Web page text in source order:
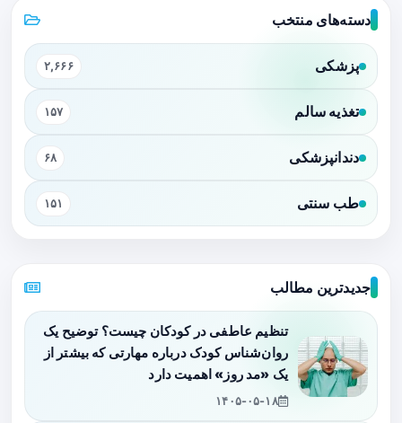
دسته‌های منتخب
پزشکی ۲,۶۶۶
تغذیه سالم ۱۵۷
دندانپزشکی ۶۸
طب سنتی ۱۵۱
جدیدترین مطالب
تنظیم عاطفی در کودکان چیست؟ توضیح یک
روان‌شناس کودک درباره مهارتی که بیشتر از
یک «مد روز» اهمیت دارد
۱۴۰۵-۰۵-۱۸